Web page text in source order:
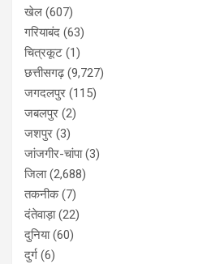
खेल (607)
गरियाबंद (63)
चित्रकूट (1)
छत्तीसगढ़(9,727)
जगदलपुर (115)
जबलपुर (2)
जशपुर (3)
जांजगीर-चांपा(3)
जिला(2,688)
तकनीक(7)
दंतेवाड़ा(22)
दुनिया(60)
दुर्ग (6)